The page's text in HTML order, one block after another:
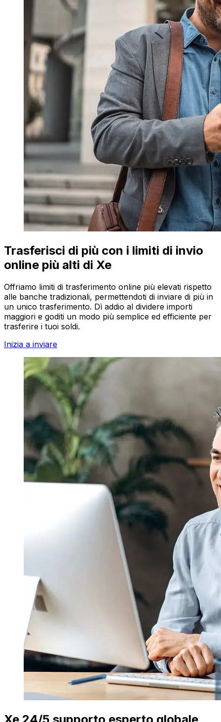
Trasferisci di più con i limiti di invio
online più alti di Xe
Offriamo limiti di trasferimento online più elevati rispetto
alle banche tradizionali, permettendoti di inviare di più in
un unico trasferimento. Dì addio al dividere importi
maggiori e goditi un modo più semplice ed efficiente per
trasferire i tuoi soldi.
Inizia a inviare
Xe 24/5 supporto esperto globale